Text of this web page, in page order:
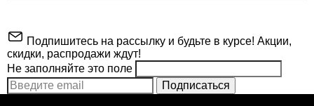
Производитель SlRus
ВНИМАНИЕ!
Подпишитесь на рассылку и будьте в курсе! Акции,
скидки, распродажи ждут!
Не заполняйте это поле
Подписаться